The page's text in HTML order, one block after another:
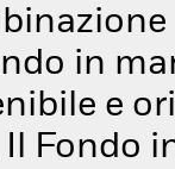
in
e
Il Fondo